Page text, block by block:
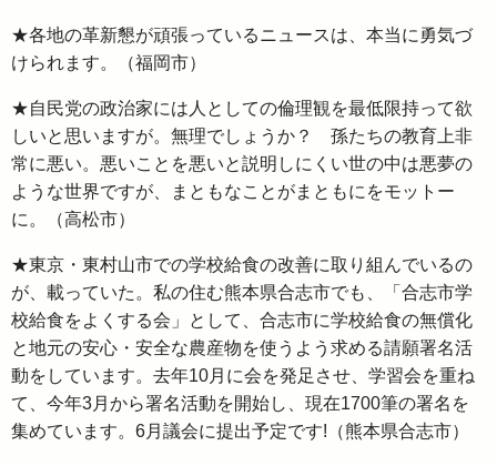
★各地の革新懇が頑張っているニュースは、本当に勇気づ
けられます。（福岡市）
★自民党の政治家には人としての倫理観を最低限持って欲
しいと思いますが。無理でしょうか？ 孫たちの教育上非
常に悪い。悪いことを悪いと説明しにくい世の中は悪夢の
ような世界ですが、まともなことがまともにをモットー
に。（高松市）
★東京・東村山市での学校給食の改善に取り組んでいるの
が、載っていた。私の住む熊本県合志市でも、「合志市学
校給食をよくする会」として、合志市に学校給食の無償化
と地元の安心・安全な農産物を使うよう求める請願署名活
動をしています。去年10月に会を発足させ、学習会を重ね
て、今年3月から署名活動を開始し、現在1700筆の署名を
集めています。6月議会に提出予定です!（熊本県合志市）